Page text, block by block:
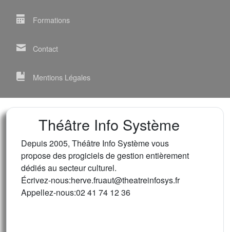
Formations
Contact
Mentions Légales
Théâtre Info Système
Depuis 2005, Théâtre Info Système vous
propose des progiciels de gestion entièrement
dédiés au secteur culturel.
Écrivez-nous:herve.fruaut@theatreinfosys.fr
Appellez-nous:02 41 74 12 36